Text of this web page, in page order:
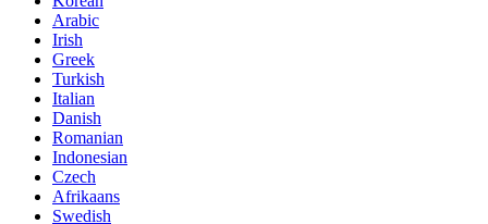
Arabic
Irish
Greek
Turkish
Italian
Danish
Romanian
Indonesian
Czech
Afrikaans
Swedish